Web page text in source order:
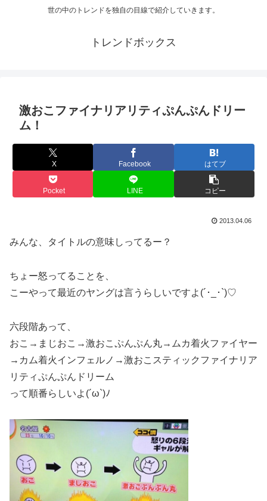
世の中のトレンドを独自の目線で紹介していきます。
トレンドボックス
激おこファイナリアリティぷんぷんドリー
ム！
X Facebook はてブ
Pocket LINE コピー
2013.04.06
みんな、タイトルの意味しってるー？
ちょー怒ってることを、
こーやって最近のヤングは言うらしいですよ(´･_･`)♡
六段階あって、
おこ→まじおこ→激おこぷんぷん丸→ムカ着火ファイヤー
→カム着火インフェルノ→激おこスティックファイナリア
リティぷんぷんドリーム
って順番らしいよ(´ω`)ﾉ